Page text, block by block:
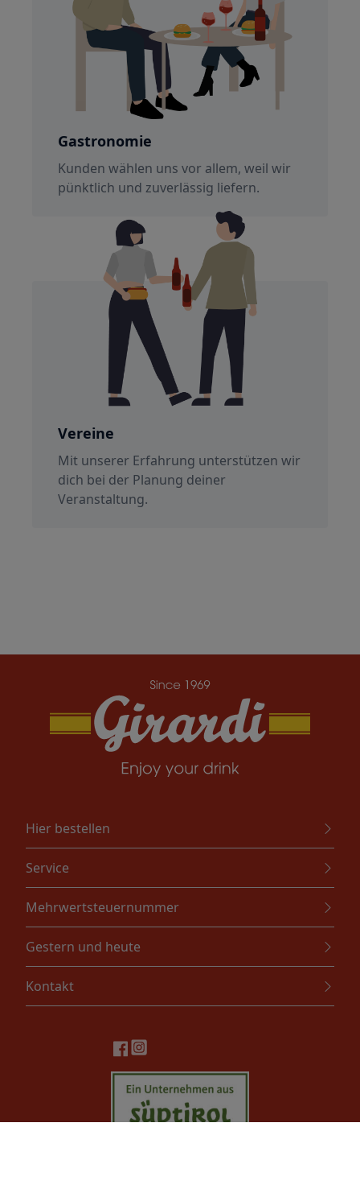
Gastronomie
Kunden wählen uns vor allem, weil wir
pünktlich und zuverlässig liefern.
Vereine
Mit unserer Erfahrung unterstützen wir
dich bei der Planung deiner
Veranstaltung.
Hier bestellen
Service
Mehrwertsteuernummer
Gestern und heute
Kontakt